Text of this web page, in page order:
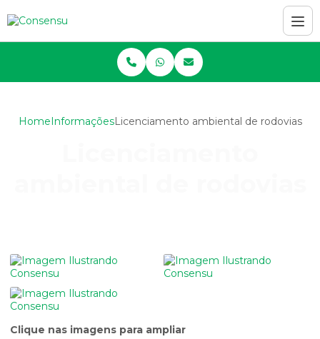
HomeInformaçõesLicenciamento ambiental de rodovias
Clique nas imagens para ampliar